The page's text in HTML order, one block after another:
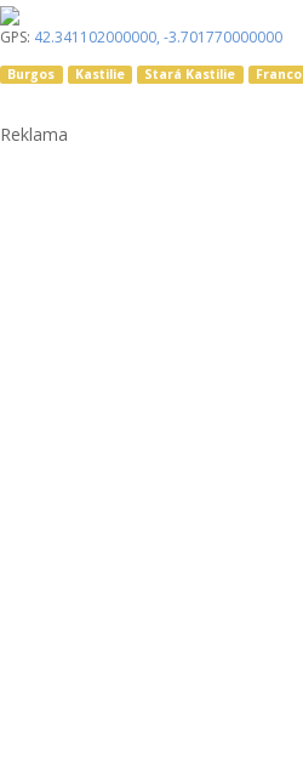
GPS: 42.341102000000, -3.701770000000
Burgos Kastilie Stará Kastilie Franco
Reklama